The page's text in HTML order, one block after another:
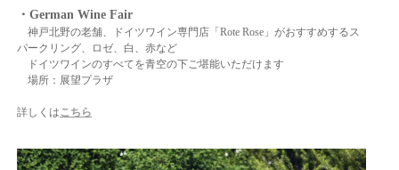
・German Wine Fair
神戸北野の老舗、ドイツワイン専門店「Rote Rose」がおすすめするス
パークリング、ロゼ、白、赤など
ドイツワインのすべてを青空の下ご堪能いただけます
場所：展望プラザ
詳しくはこちら